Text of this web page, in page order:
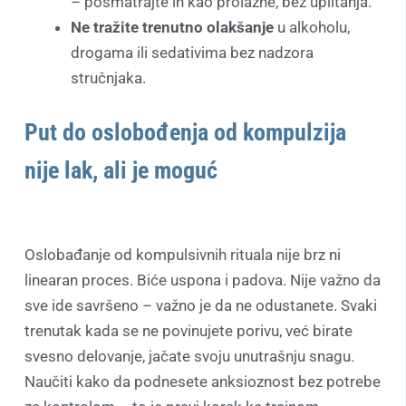
Ne tražite trenutno olakšanje u alkoholu,
drogama ili sedativima bez nadzora
stručnjaka.
Put do oslobođenja od kompulzija
nije lak, ali je moguć
Oslobađanje od kompulsivnih rituala nije brz ni
linearan proces. Biće uspona i padova. Nije važno da
sve ide savršeno – važno je da ne odustanete. Svaki
trenutak kada se ne povinujete porivu, već birate
svesno delovanje, jačate svoju unutrašnju snagu.
Naučiti kako da podnesete anksioznost bez potrebe